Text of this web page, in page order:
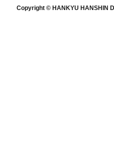
Copyright © HANKYU HANSHIN